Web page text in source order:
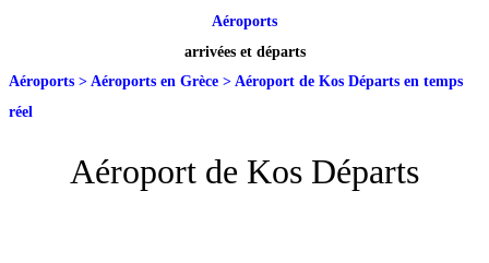
Aéroports
arrivées et départs
Aéroports > Aéroports en Grèce > Aéroport de Kos Départs en temps
réel
Aéroport de Kos Départs